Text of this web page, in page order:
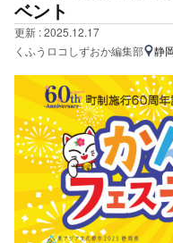
ベント
更新 : 2025.12.17
くふうロコしずおか編集部
静